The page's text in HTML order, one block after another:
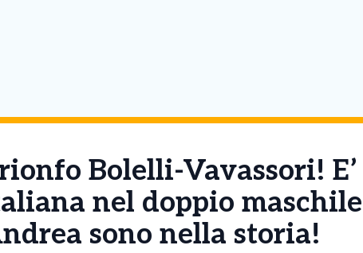
Bolelli-Vavassori!
nel doppio maschile
sono nella storia!